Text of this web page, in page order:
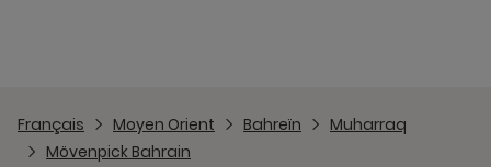
Français Moyen Orient Bahreïn
Muharraq
Mövenpick Bahrain